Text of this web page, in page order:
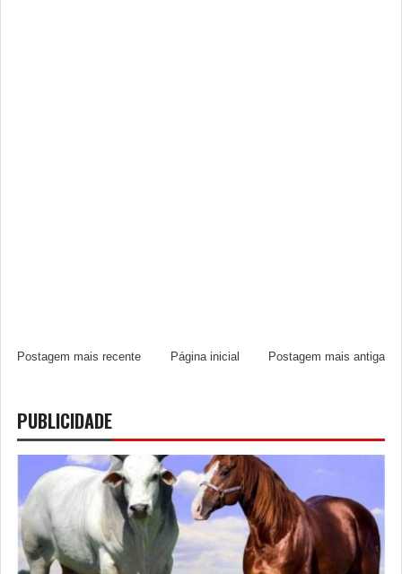
Postagem mais recente Postagem mais antiga
Página inicial
PUBLICIDADE